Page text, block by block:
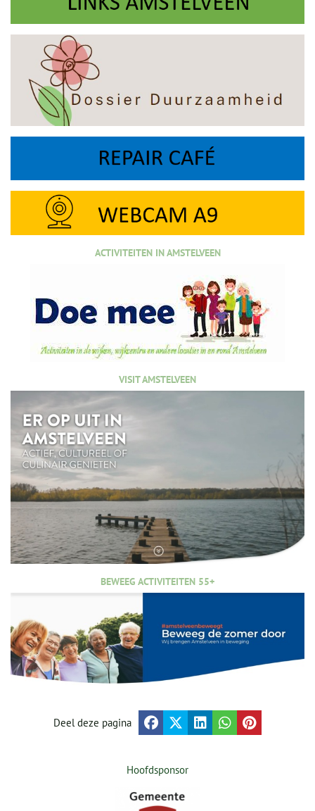
ACTIVITEITEN IN AMSTELVEEN
VISIT AMSTELVEEN
BEWEEG ACTIVITEITEN 55+
Deel deze pagina
Hoofdsponsor